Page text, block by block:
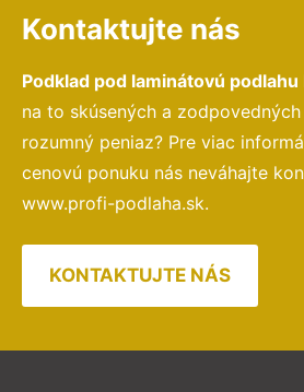
Kontaktujte nás
Podklad pod laminátovú
na to skúsených a
rozumný peniaz? Pre viac
cenovú ponuku nás neváhajte
www.profi-podlaha.sk.
KONTAKTUJTE NÁS